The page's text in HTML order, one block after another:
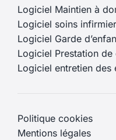
Logiciel Maintien à
Logiciel soins
Logiciel Garde
Logiciel Prestation
Logiciel entretien des
Politique cookies
Mentions légales